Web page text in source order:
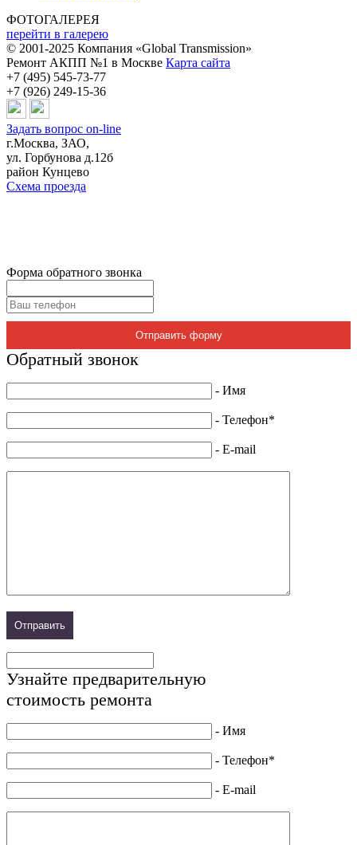
ФОТОГАЛЕРЕЯ
перейти в галерею
© 2001-2025 Компания «Global Transmission»
Ремонт АКПП №1 в Москве Карта сайта
+7 (495) 545-73-77
+7 (926) 249-15-36
Задать вопрос on-line
г.Москва, ЗАО,
ул. Горбунова д.12б
район Кунцево
Схема проезда
Форма обратного звонка
Отправить форму
Обратный звонок
- Имя
- Телефон*
- E-mail
Узнайте предварительную
стоимость ремонта
- Имя
- Телефон*
- E-mail